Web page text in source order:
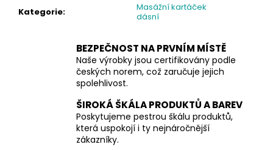
Kategorie:
Masážní kartáček
dásní
BEZPEČNOST NA PRVNÍM MÍSTĚ
Naše výrobky jsou certifikovány podle
českých norem, což zaručuje jejich
spolehlivost.
ŠIROKÁ ŠKÁLA PRODUKTŮ A BAREV
Poskytujeme pestrou škálu produktů,
která uspokojí i ty nejnáročnější
zákazníky.